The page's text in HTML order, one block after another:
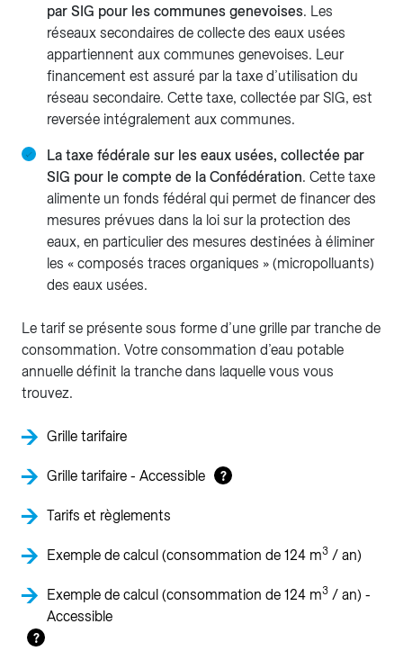
par SIG pour les communes genevoises. Les
réseaux secondaires de collecte des eaux usées
appartiennent aux communes genevoises. Leur
financement est assuré par la taxe d’utilisation du
réseau secondaire. Cette taxe, collectée par SIG, est
reversée intégralement aux communes.
La taxe fédérale sur les eaux usées, collectée par
SIG pour le compte de la Confédération. Cette taxe
alimente un fonds fédéral qui permet de financer des
mesures prévues dans la loi sur la protection des
eaux, en particulier des mesures destinées à éliminer
les « composés traces organiques » (micropolluants)
des eaux usées.
Le tarif se présente sous forme d’une grille par tranche de
consommation. Votre consommation d’eau potable
annuelle définit la tranche dans laquelle vous vous
trouvez.
Grille tarifaire
Grille tarifaire - Accessible ?
Tarifs et règlements
Exemple de calcul (consommation de 124 m3 / an)
Exemple de calcul (consommation de 124 m3 / an) -
Accessible
?